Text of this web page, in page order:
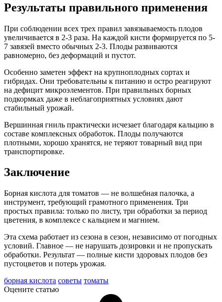
Результаты правильного применения
При соблюдении всех трех правил завязываемость плодов
увеличивается в 2-3 раза. На каждой кисти формируется по 5-
7 завязей вместо обычных 2-3. Плоды развиваются
равномерно, без деформаций и пустот.
Особенно заметен эффект на крупноплодных сортах и
гибридах. Они требовательны к питанию и остро реагируют
на дефицит микроэлементов. При правильных борных
подкормках даже в неблагоприятных условиях дают
стабильный урожай.
Вершинная гниль практически исчезает благодаря кальцию в
составе комплексных обработок. Плоды получаются
плотными, хорошо хранятся, не теряют товарный вид при
транспортировке.
Заключение
Борная кислота для томатов — не волшебная палочка, а
инструмент, требующий грамотного применения. Три
простых правила: только по листу, три обработки за период
цветения, в комплексе с кальцием и магнием.
Эта схема работает из сезона в сезон, независимо от погодных
условий. Главное — не нарушать дозировки и не пропускать
обработки. Результат — полные кисти здоровых плодов без
пустоцветов и потерь урожая.
борная кислота советы томаты
Оцените статью